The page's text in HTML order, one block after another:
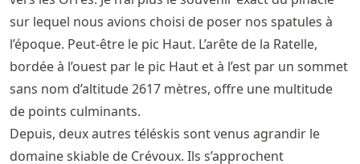
sur lequel nous avions choisi de poser nos spatules à
l’époque. Peut-être le pic Haut. L’arête de la Ratelle,
bordée à l’ouest par le pic Haut et à l’est par un sommet
sans nom d’altitude 2617 mètres, offre une multitude
de points culminants.
Depuis, deux autres téléskis sont venus agrandir le
domaine skiable de Crévoux. Ils s’approchent